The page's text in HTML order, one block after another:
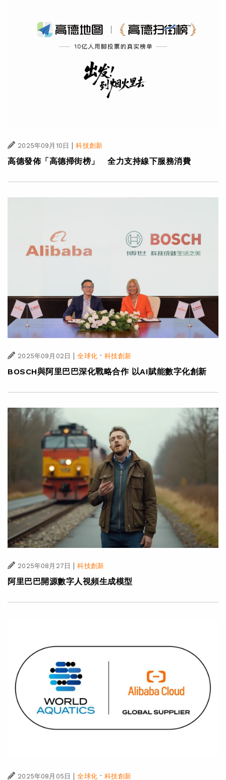
2025年09月10日 科技創新
高德發佈「高德掃街榜」 全力支持線下服務消費
2025年09月02日 | 全球化·科技創新
BOSCH與阿里巴巴深化戰略合作 以AI賦能數字化創新
2025年08月27日 | 科技創新
阿里巴巴開源數字人視頻生成模型
2025年08月05日 | 全球化·科技創新